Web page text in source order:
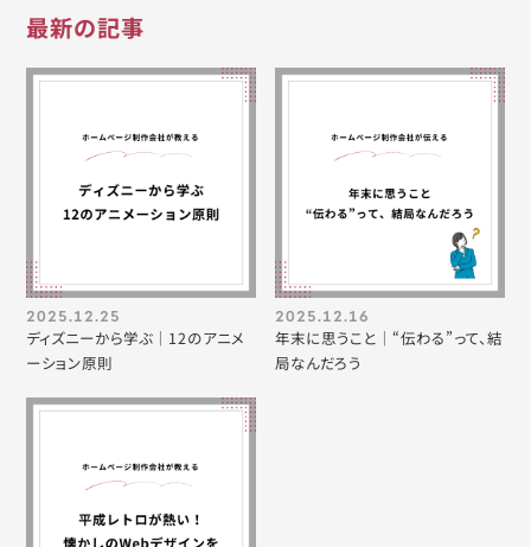
最新の記事
2025.12.25
ディズニーから学ぶ｜12のアニメ
ーション原則
2025.12.16
年末に思うこと｜“伝わる”って、結
局なんだろう